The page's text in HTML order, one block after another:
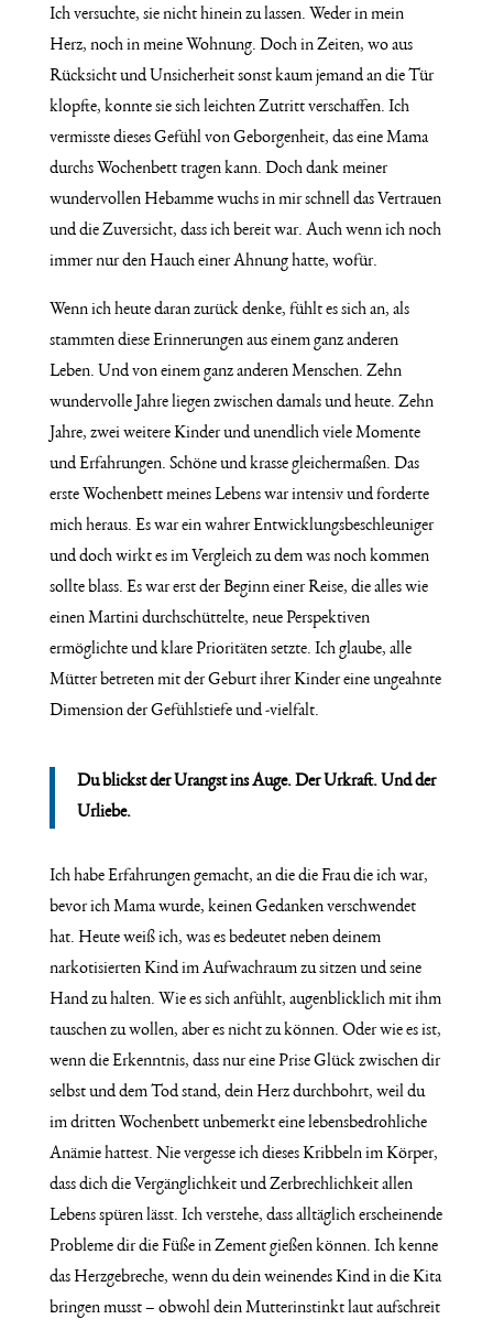
Ich versuchte, sie nicht hinein zu lassen. Weder in mein
Herz, noch in meine Wohnung. Doch in Zeiten, wo aus
Rücksicht und Unsicherheit sonst kaum jemand an die Tür
klopfte, konnte sie sich leichten Zutritt verschaffen. Ich
vermisste dieses Gefühl von Geborgenheit, das eine Mama
durchs Wochenbett tragen kann. Doch dank meiner
wundervollen Hebamme wuchs in mir schnell das Vertrauen
und die Zuversicht, dass ich bereit war. Auch wenn ich noch
immer nur den Hauch einer Ahnung hatte, wofür.
Wenn ich heute daran zurück denke, fühlt es sich an, als
stammten diese Erinnerungen aus einem ganz anderen
Leben. Und von einem ganz anderen Menschen. Zehn
wundervolle Jahre liegen zwischen damals und heute. Zehn
Jahre, zwei weitere Kinder und unendlich viele Momente
und Erfahrungen. Schöne und krasse gleichermaßen. Das
erste Wochenbett meines Lebens war intensiv und forderte
mich heraus. Es war ein wahrer Entwicklungsbeschleuniger
und doch wirkt es im Vergleich zu dem was noch kommen
sollte blass. Es war erst der Beginn einer Reise, die alles wie
einen Martini durchschüttelte, neue Perspektiven
ermöglichte und klare Prioritäten setzte. Ich glaube, alle
Mütter betreten mit der Geburt ihrer Kinder eine ungeahnte
Dimension der Gefühlstiefe und -vielfalt.
Du blickst der Urangst ins Auge. Der Urkraft. Und der
Urliebe.
Ich habe Erfahrungen gemacht, an die die Frau die ich war,
bevor ich Mama wurde, keinen Gedanken verschwendet
hat. Heute weiß ich, was es bedeutet neben deinem
narkotisierten Kind im Aufwachraum zu sitzen und seine
Hand zu halten. Wie es sich anfühlt, augenblicklich mit ihm
tauschen zu wollen, aber es nicht zu können. Oder wie es ist,
wenn die Erkenntnis, dass nur eine Prise Glück zwischen dir
selbst und dem Tod stand, dein Herz durchbohrt, weil du
im dritten Wochenbett unbemerkt eine lebensbedrohliche
Anämie hattest. Nie vergesse ich dieses Kribbeln im Körper,
dass dich die Vergänglichkeit und Zerbrechlichkeit allen
Lebens spüren lässt. Ich verstehe, dass alltäglich erscheinende
Probleme dir die Füße in Zement gießen können. Ich kenne
das Herzgebreche, wenn du dein weinendes Kind in die Kita
bringen musst – obwohl dein Mutterinstinkt laut aufschreit